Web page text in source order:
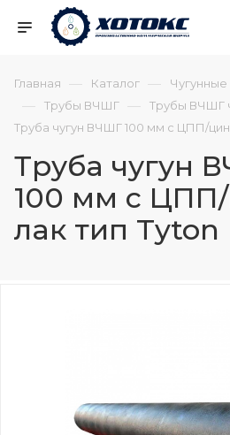
Главная — Каталог —
— Трубы ВЧШГ — Трубы ВЧШГ
Труба чугун ВЧШГ 100 мм с ЦПП/
Труба чугун
100 мм с
лак тип Tyton